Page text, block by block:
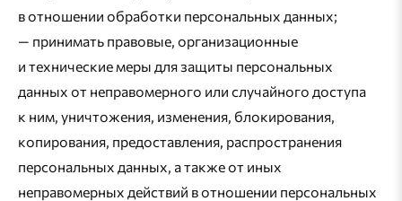
в отношении обработки персональных данных;
— принимать правовые, организационные
и технические меры для защиты персональных
данных от неправомерного или случайного доступа
к ним, уничтожения, изменения, блокирования,
копирования, предоставления, распространения
персональных данных, а также от иных
неправомерных действий в отношении персональных